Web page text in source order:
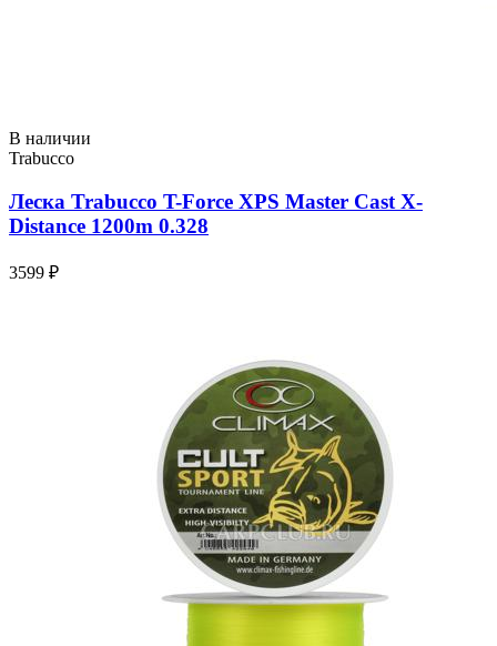
В наличии
Trabucco
Леска Trabucco T-Force XPS Master Cast X-
Distance 1200m 0.328
3599 ₽